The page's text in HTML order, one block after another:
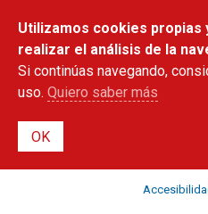
contenido
principal
Utilizamos cookies propias
realizar el análisis de la
Si continúas navegando,
uso. Quiero saber más